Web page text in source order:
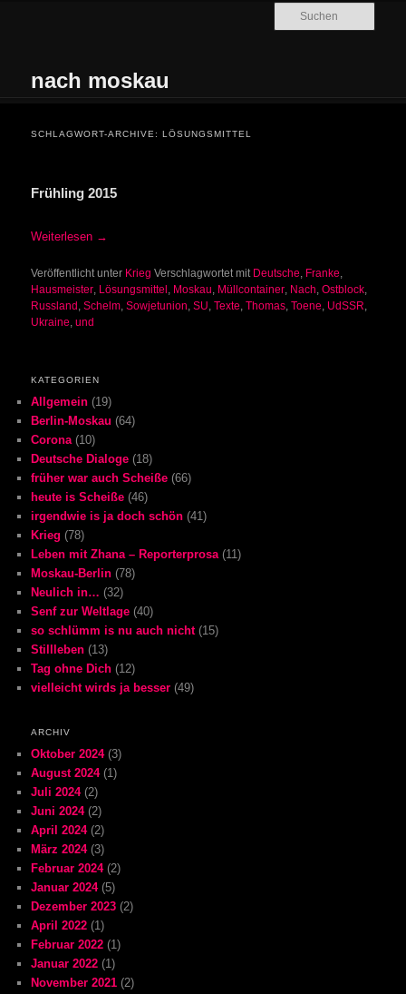
nach moskau
SCHLAGWORT-ARCHIVE:LÖSUNGSMITTEL
Frühling 2015
Weiterlesen →
Veröffentlicht unter Krieg Verschlagwortet mit Deutsche, Franke,
Hausmeister, Lösungsmittel, Moskau, Müllcontainer, Nach,Ostblock,
Russland,Schelm,Sowjetunion,SU,Texte,Thomas,Toene, UdSSR,
Ukraine,und
KATEGORIEN
Allgemein (19)
Berlin-Moskau (64)
Corona(10)
Deutsche Dialoge (18)
früher war auch Scheiße (66)
heute is Scheiße (46)
irgendwie is ja doch schön (41)
Krieg (78)
Leben mit Zhana – Reporterprosa(11)
Moskau-Berlin (78)
Neulich in… (32)
Senf zur Weltlage (40)
so schlümm is nu auch nicht(15)
Stillleben (13)
Tag ohne Dich (12)
vielleicht wirds ja besser (49)
ARCHIV
Oktober 2024(3)
August 2024(1)
Juli 2024(2)
Juni 2024(2)
April 2024(2)
März 2024(3)
Februar 2024(2)
Januar 2024(5)
Dezember 2023 (2)
April 2022 (1)
Februar 2022 (1)
Januar 2022 (1)
November 2021 (2)